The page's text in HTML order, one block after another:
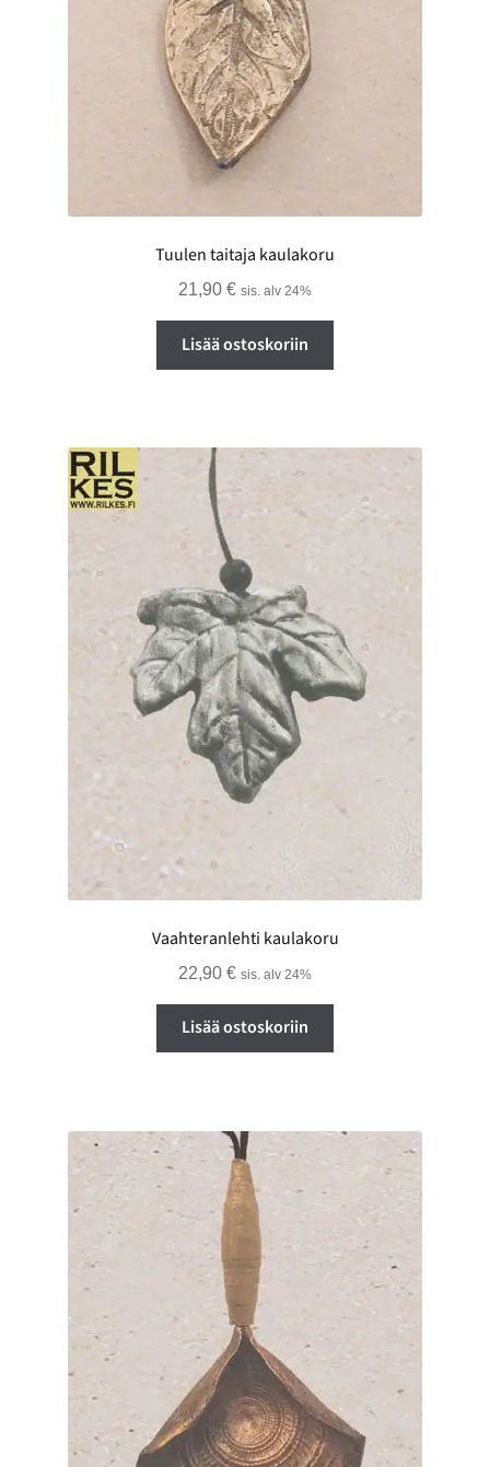
Tuulen taitaja kaulakoru
21,90 € sis. alv 24%
Lisää ostoskoriin
Vaahteranlehti kaulakoru
22,90 € sis. alv 24%
Lisää ostoskoriin